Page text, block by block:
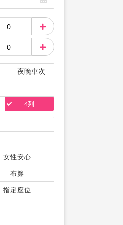
夜晚車次
4列
女性安心
布簾
指定座位